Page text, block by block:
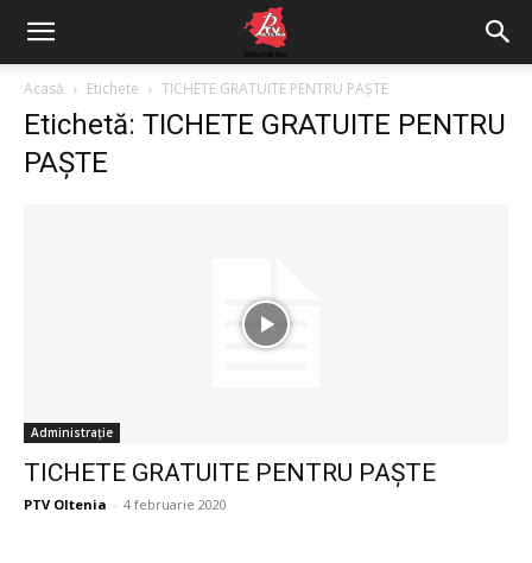
Acasă Etichete TICHETE GRATUITE PENTRU PAȘTE
Etichetă: TICHETE GRATUITE PENTRU
PAȘTE
Administrație
TICHETE GRATUITE PENTRU PAȘTE
PTV Oltenia - 4 februarie 2020